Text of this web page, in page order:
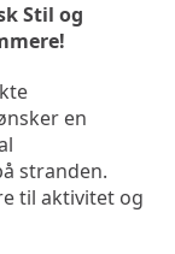
Stil og
en
stranden.
til aktivitet og